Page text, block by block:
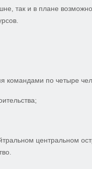
так и в плане
командами по четыре
центральном